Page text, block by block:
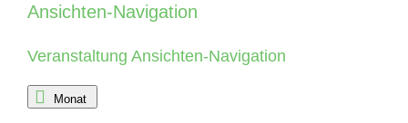
Ansichten-Navigation
Veranstaltung Ansichten-Navigation
Monat